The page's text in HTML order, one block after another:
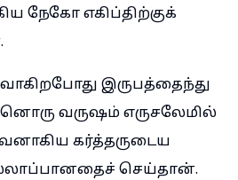
நேகோ எகிப்திற்குக்
இருபத்தைந்து
வருஷம் எருசலேமில்
கர்த்தருடைய
செய்தான்.